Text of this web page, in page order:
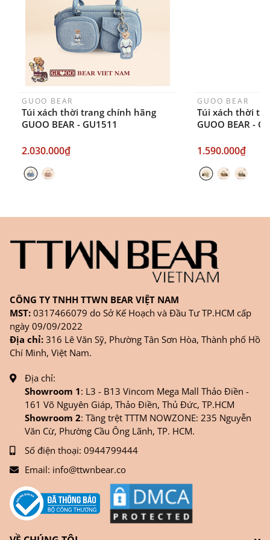
ngày sau khi đặt.
GUOO BEAR
Túi xách thời trang chính hãng
GUOO BEAR - GU1511
2.030.000₫
GUOO BEAR
Túi xách thời
GUOO BEAR -
1.590.000₫
CÔNG TY TNHH TTWN BEAR VIỆT NAM
MST: 0317466079 do Sở Kế Hoạch và Đầu Tư TP.HCM cấp
ngày 09/09/2022
Địa chỉ: 316 Lê Văn Sỹ, Phường Tân Sơn Hòa, Thành phố Hồ
Chí Minh, Việt Nam.
Địa chỉ:
Showroom 1: L3 - B13 Vincom Mega Mall Thảo Điền -
161 Võ Nguyên Giáp, Thảo Điền, Thủ Đức, TP.HCM
Showroom 2: Tầng trệt TTTM NOWZONE: 235 Nguyễn
Văn Cừ, Phường Cầu Ông Lãnh, TP. HCM.
Số điện thoại: 0944799444
Email: info@ttwnbear.co